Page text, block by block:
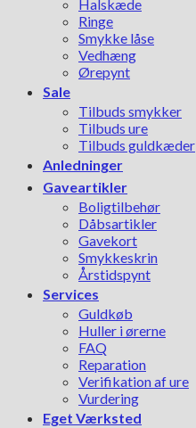
Halskæde
Ringe
Smykke låse
Vedhæng
Ørepynt
Sale
Tilbuds smykker
Tilbuds ure
Tilbuds guldkæder
Anledninger
Gaveartikler
Boligtilbehør
Dåbsartikler
Gavekort
Smykkeskrin
Årstidspynt
Services
Guldkøb
Huller i ørerne
FAQ
Reparation
Verifikation af ure
Vurdering
Eget Værksted